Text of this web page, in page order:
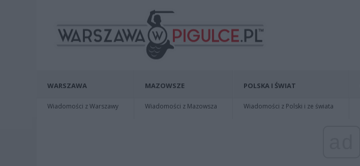
WARSZAWA
Wiadomości z Warszawy
MAZOWSZE
Wiadomości z Mazowsza
POLSKA I ŚWIAT
Wiadomości z Polski i ze świata